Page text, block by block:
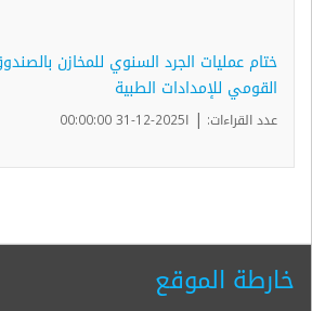
ختام عمليات الجرد السنوي للمخازن
القومي للإمدادات الطبية
عدد القراءات: | ا2025-12-31 00:00:00
خارطة الموقع